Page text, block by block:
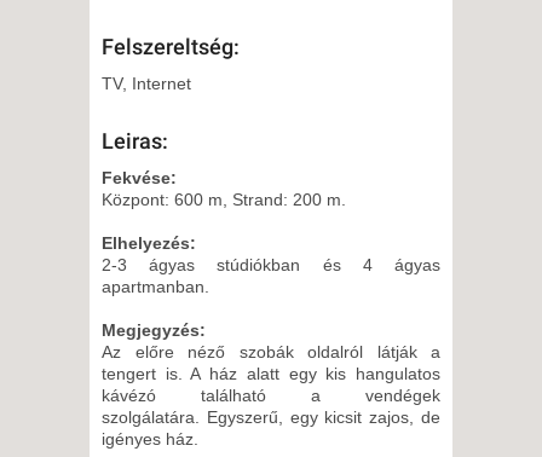
Felszereltség:
TV, Internet
Leiras:
Fekvése:
Központ: 600 m, Strand: 200 m.
Elhelyezés:
2-3 ágyas stúdiókban és 4 ágyas
apartmanban.
Megjegyzés:
Az előre néző szobák oldalról látják a
tengert is. A ház alatt egy kis hangulatos
kávézó található a vendégek
szolgálatára. Egyszerű, egy kicsit zajos, de
igényes ház.